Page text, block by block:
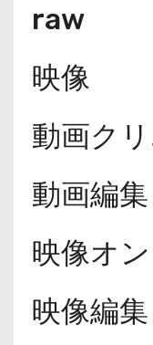
raw
映像
動画ク
動画編集
映像オ
映像編集